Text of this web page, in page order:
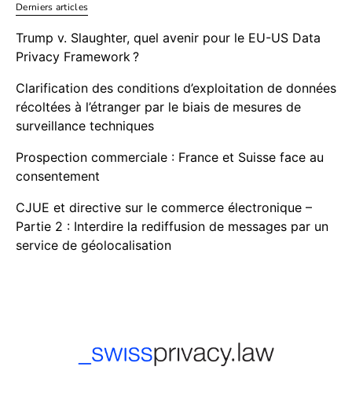
Derniers articles
Trump v. Slaughter, quel avenir pour le EU-US Data
Privacy Framework ?
Clarification des conditions d’exploitation de données
récoltées à l’étranger par le biais de mesures de
surveillance techniques
Prospection commerciale : France et Suisse face au
consentement
CJUE et directive sur le commerce électronique –
Partie 2 : Interdire la rediffusion de messages par un
service de géolocalisation